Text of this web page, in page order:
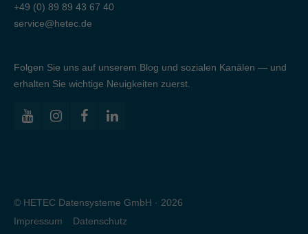
+49 (0) 89 89 43 67 40
service@hetec.de
Folgen Sie uns auf unserem Blog und sozialen Kanälen — und
erhalten Sie wichtige Neuigkeiten zuerst.
© HETEC Datensysteme GmbH · 2026
Impressum
Datenschutz